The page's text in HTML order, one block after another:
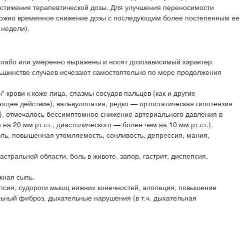
терапевтической дозы. Для улучшения переносимости
временное снижение дозы с последующим более постепенным ее
или умеренно выражены и носят дозозависимый характер.
случаев исчезают самостоятельно по мере продолжения
к коже лица, спазмы сосудов пальцев (как и другие
действие), вальвулопатия, редко — ортостатическая гипотензия
бессимптомное снижение артериального давления в
20 мм рт.ст., диастолического — более чем на 10 мм рт.ст.).
повышенная утомляемость, сонливость, депрессия, мания,
области, боль в животе, запор, гастрит, диспепсия,
сыпь.
судороги мышц нижних конечностей, алопеция, повышение
фиброз, дыхательные нарушения (в т.ч. дыхательная